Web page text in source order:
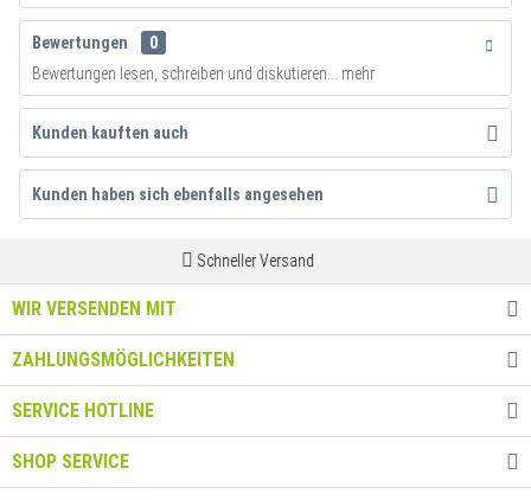
Bewertungen
0
Bewertungen lesen, schreiben und diskutieren...
mehr
Kunden kauften auch
Kunden haben sich ebenfalls angesehen
WIR VERSENDEN MIT
ZAHLUNGSMÖGLICHKEITEN
SERVICE HOTLINE
SHOP SERVICE